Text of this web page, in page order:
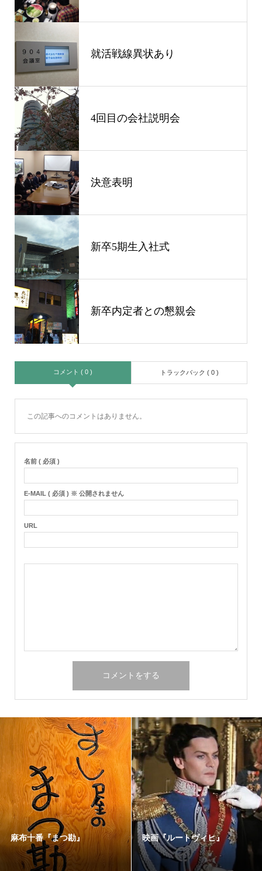
就活戦線異状あり
4回目の会社説明会
決意表明
新卒5期生入社式
新卒内定者との懇親会
コメント ( 0 ) トラックバック ( 0 )
この記事へのコメントはありません。
名前 ( 必須 )
E-MAIL ( 必須 ) ※ 公開されません
URL
麻布十番『まつ勘』 映画『ルートヴィヒ』